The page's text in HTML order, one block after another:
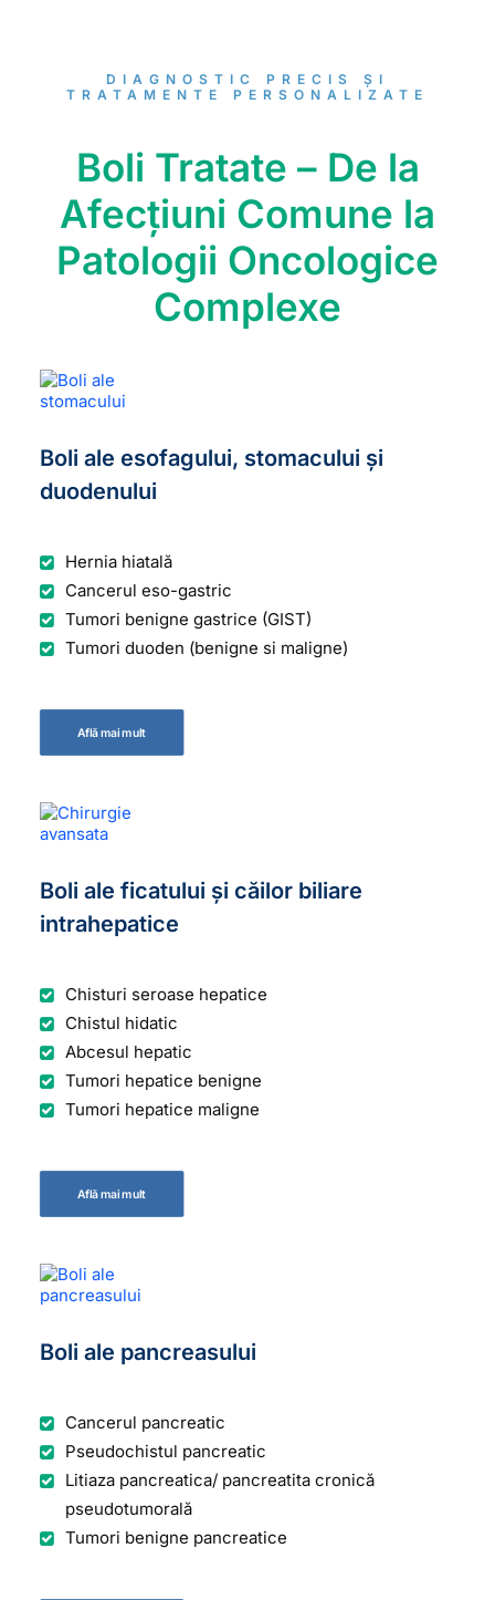
DIAGNOSTIC PRECIS ȘI
TRATAMENTE PERSONALIZATE
Boli Tratate – De la
Afecțiuni Comune la
Patologii Oncologice
Complexe
Boli ale esofagului, stomacului și
duodenului
Hernia hiatală
Cancerul eso-gastric
Tumori benigne gastrice (GIST)
Tumori duoden (benigne si maligne)
Află mai mult
Boli ale ficatului și căilor biliare
intrahepatice
Chisturi seroase hepatice
Chistul hidatic
Abcesul hepatic
Tumori hepatice benigne
Tumori hepatice maligne
Află mai mult
Boli ale pancreasului
Cancerul pancreatic
Pseudochistul pancreatic
Litiaza pancreatica/ pancreatita cronică
pseudotumorală
Tumori benigne pancreatice